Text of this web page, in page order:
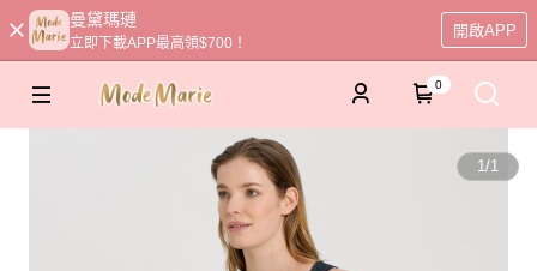
曼黛瑪璉
立即下載APP最高領$700！
開啟APP
0
1/1